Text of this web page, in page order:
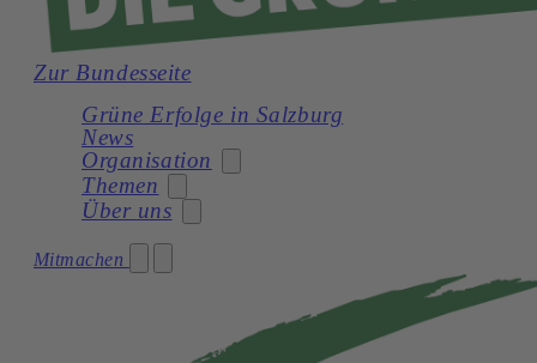
Zur Bundesseite
Grüne Erfolge in Salzburg
News
Organisation
Stadträtin
Gemeinderatswahl 2024 – Unser Team
Themen
Soziales
Über uns
Unsere Statuten
Mitmachen